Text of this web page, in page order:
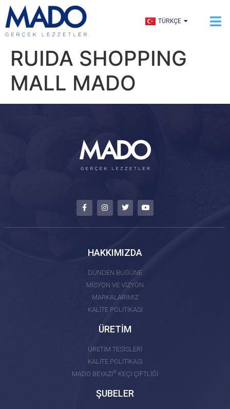
TÜRKÇE
العربية
RUIDA SHOPPING
MALL MADO
HAKKIMIZDA
DÜNDEN BUGÜNE
MİSYON VE VİZYON
MARKALARIMIZ
KALİTE POLİTİKASI
ÜRETİM
ÜRETİM TESİSLERİ
KALİTE POLİTİKASI
MADO BEYAZI® KEÇİ ÇİFTLİĞİ
ŞUBELER